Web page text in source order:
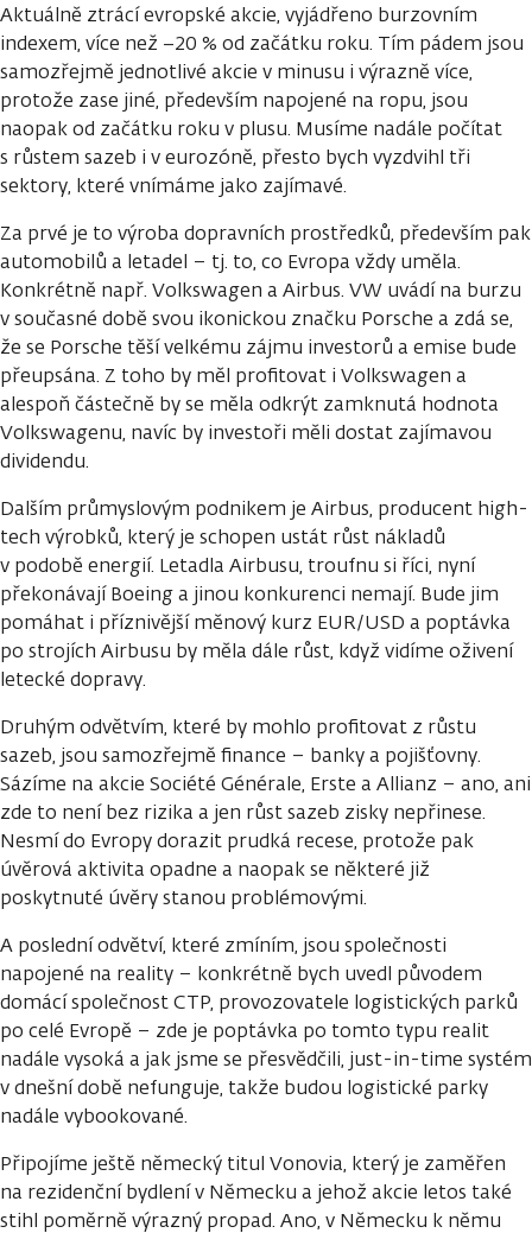
Aktuálně ztrácí evropské akcie, vyjádřeno burzovním
indexem, více než −20 % od začátku roku. Tím pádem jsou
samozřejmě jednotlivé akcie v minusu i výrazně více,
protože zase jiné, především napojené na ropu, jsou
naopak od začátku roku v plusu. Musíme nadále počítat
s růstem sazeb i v eurozóně, přesto bych vyzdvihl tři
sektory, které vnímáme jako zajímavé.
Za prvé je to výroba dopravních prostředků, především pak
automobilů a letadel – tj. to, co Evropa vždy uměla.
Konkrétně např. Volkswagen a Airbus. VW uvádí na burzu
v současné době svou ikonickou značku Porsche a zdá se,
že se Porsche těší velkému zájmu investorů a emise bude
přeupsána. Z toho by měl profitovat i Volkswagen a
alespoň částečně by se měla odkrýt zamknutá hodnota
Volkswagenu, navíc by investoři měli dostat zajímavou
dividendu.
Dalším průmyslovým podnikem je Airbus, producent high-
tech výrobků, který je schopen ustát růst nákladů
v podobě energií. Letadla Airbusu, troufnu si říci, nyní
překonávají Boeing a jinou konkurenci nemají. Bude jim
pomáhat i příznivější měnový kurz EUR/USD a poptávka
po strojích Airbusu by měla dále růst, když vidíme oživení
letecké dopravy.
Druhým odvětvím, které by mohlo profitovat z růstu
sazeb, jsou samozřejmě finance – banky a pojišťovny.
Sázíme na akcie Société Générale, Erste a Allianz – ano, ani
zde to není bez rizika a jen růst sazeb zisky nepřinese.
Nesmí do Evropy dorazit prudká recese, protože pak
úvěrová aktivita opadne a naopak se některé již
poskytnuté úvěry stanou problémovými.
A poslední odvětví, které zmíním, jsou společnosti
napojené na reality – konkrétně bych uvedl původem
domácí společnost CTP, provozovatele logistických parků
po celé Evropě – zde je poptávka po tomto typu realit
nadále vysoká a jak jsme se přesvědčili, just-in-time systém
v dnešní době nefunguje, takže budou logistické parky
nadále vybookované.
Připojíme ještě německý titul Vonovia, který je zaměřen
na rezidenční bydlení v Německu a jehož akcie letos také
stihl poměrně výrazný propad. Ano, v Německu k němu